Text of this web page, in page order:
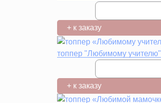
+ к заказу
топпер "Любимому учителю"
+ к заказу